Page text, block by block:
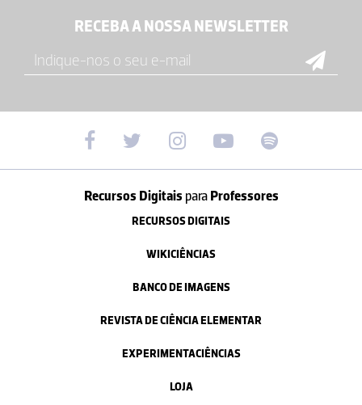
RECEBA A NOSSA NEWSLETTER
Recursos Digitais paraProfessores
RECURSOS DIGITAIS
WIKICIÊNCIAS
BANCO DE IMAGENS
REVISTA DE CIÊNCIA ELEMENTAR
EXPERIMENTACIÊNCIAS
LOJA